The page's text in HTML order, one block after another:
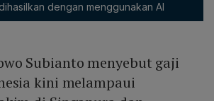
dengan menggunakan AI
Subianto menyebut gaji
kini melampaui